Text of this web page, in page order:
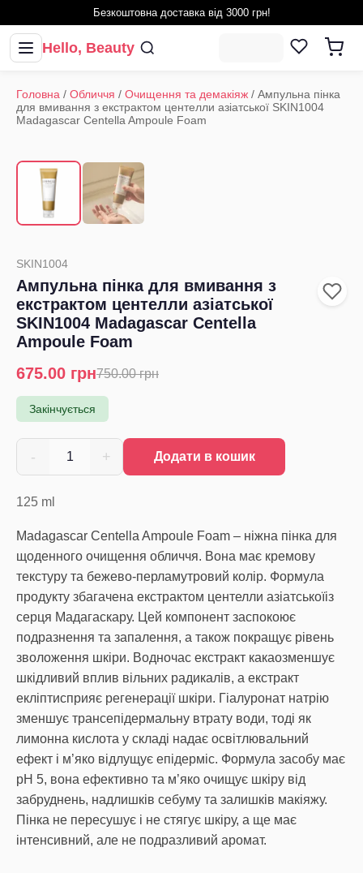
Безкоштовна доставка від 3000 грн!
Hello, Beauty
Головна / Обличчя / Очищення та демакіяж / Ампульна пінка
для вмивання з екстрактом центелли азіатської SKIN1004
Madagascar Centella Ampoule Foam
SKIN1004
Ампульна пінка для вмивання з
екстрактом центелли азіатської
SKIN1004 Madagascar Centella
Ampoule Foam
675.00 грн750.00грн
Закінчується
- 1 + Додати в кошик
125 ml
Madagascar Centella Ampoule Foam – ніжна пінка для
щоденного очищення обличчя. Вона має кремову
текстуру та бежево-перламутровий колір. Формула
продукту збагачена екстрактом центелли азіатськоїіз
серця Мадагаскару. Цей компонент заспокоює
подразнення та запалення, а також покращує рівень
зволоження шкіри. Водночас екстракт какаозменшує
шкідливий вплив вільних радикалів, а екстракт
екліптисприяє регенерації шкіри. Гіалуронат натрію
зменшує трансепідермальну втрату води, тоді як
лимонна кислота у складі надає освітлювальний
ефект і м’яко відлущує епідерміс. Формула засобу має
рН 5, вона ефективно та м’яко очищує шкіру від
забруднень, надлишків себуму та залишків макіяжу.
Пінка не пересушує і не стягує шкіру, а ще має
інтенсивний, але не подразливий аромат.